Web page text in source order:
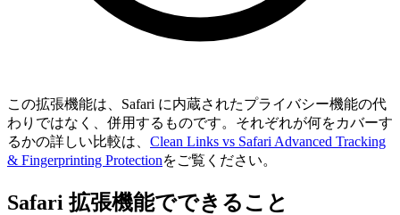
この拡張機能は、Safari に内蔵されたプライバシー機能の代
わりではなく、併用するものです。それぞれが何をカバーす
るかの詳しい比較は、 Clean Links vs Safari Advanced Tracking
& Fingerprinting Protectionをご覧ください。
Safari 拡張機能でできること